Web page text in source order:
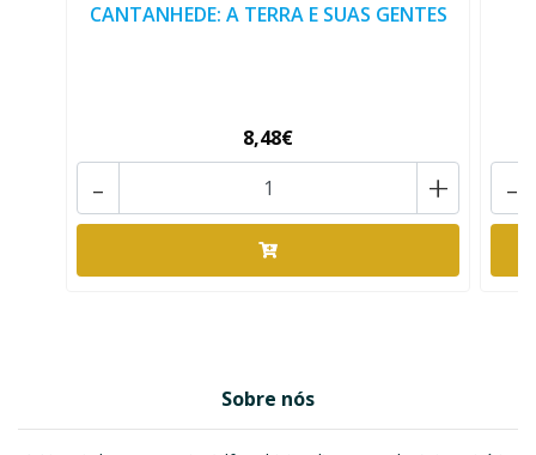
CANTANHEDE: A TERRA E SUAS GENTES
8,48€
+
- -
Sobre nós